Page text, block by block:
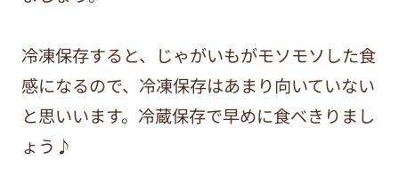
冷凍保存すると、じゃがいもがモソモソした食
感になるので、冷凍保存はあまり向いていない
と思いいます。冷蔵保存で早めに食べきりまし
ょう♪